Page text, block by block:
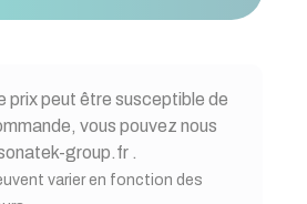
peut être susceptible de
vous pouvez nous
group.fr .
varier en fonction des